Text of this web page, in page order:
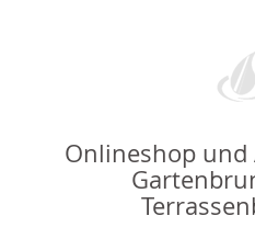
Onlineshop